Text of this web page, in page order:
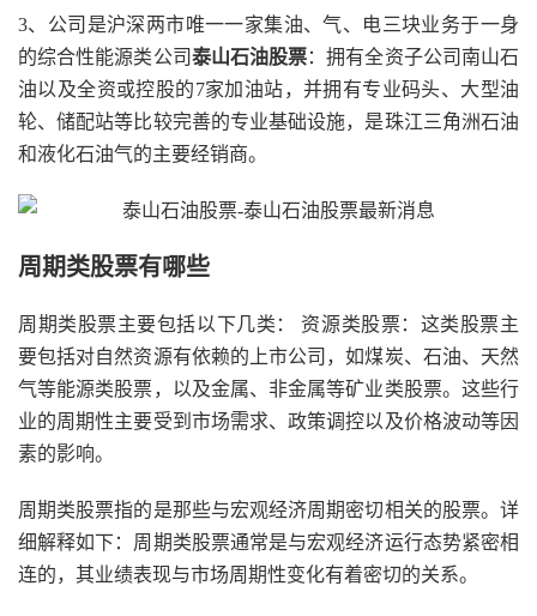
3、公司是沪深两市唯一一家集油、气、电三块业务于一身
的综合性能源类公司泰山石油股票：拥有全资子公司南山石
油以及全资或控股的7家加油站，并拥有专业码头、大型油
轮、储配站等比较完善的专业基础设施，是珠江三角洲石油
和液化石油气的主要经销商。
周期类股票有哪些
周期类股票主要包括以下几类： 资源类股票：这类股票主
要包括对自然资源有依赖的上市公司，如煤炭、石油、天然
气等能源类股票，以及金属、非金属等矿业类股票。这些行
业的周期性主要受到市场需求、政策调控以及价格波动等因
素的影响。
周期类股票指的是那些与宏观经济周期密切相关的股票。详
细解释如下：周期类股票通常是与宏观经济运行态势紧密相
连的，其业绩表现与市场周期性变化有着密切的关系。